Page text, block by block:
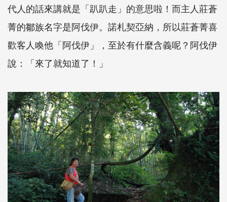
代人的話來講就是「趴趴走」的意思啦！而主人莊蒼
菁的鄒族名字是阿伐伊。諾札契亞納，所以莊蒼菁喜
歡客人喚他「阿伐伊」，至於有什麼含義呢？阿伐伊
說：「來了就知道了！」